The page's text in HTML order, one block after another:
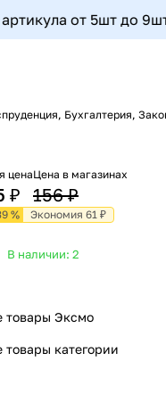
от 5шт до
Бухгалтерия,
цена
₽
Цена в магазинах
156 ₽
% Экономия 61 ₽
В наличии: 2
товары Эксмо
товары категории